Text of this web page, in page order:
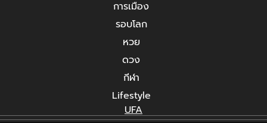
การเมือง
รอบโลก
หวย
ดวง
กีฬา
Lifestyle
UFA